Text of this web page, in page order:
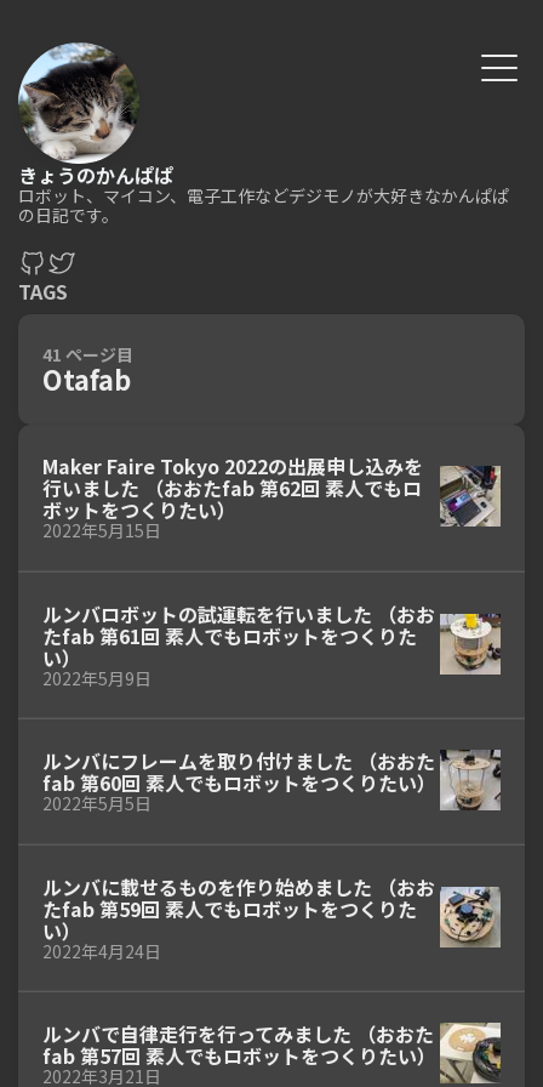
きょうのかんぱぱ
ロボット、マイコン、電子工作などデジモノが大好きなかんぱぱ
の日記です。
TAGS
41 ページ目
Otafab
Maker Faire Tokyo 2022の出展申し込みを
行いました （おおたfab 第62回 素人でもロ
ボットをつくりたい）
2022年5月15日
ルンバロボットの試運転を行いました （おお
たfab 第61回 素人でもロボットをつくりた
い）
2022年5月9日
ルンバにフレームを取り付けました （おおた
fab 第60回 素人でもロボットをつくりたい）
2022年5月5日
ルンバに載せるものを作り始めました （おお
たfab 第59回 素人でもロボットをつくりた
い）
2022年4月24日
ルンバで自律走行を行ってみました （おおた
fab 第57回 素人でもロボットをつくりたい）
2022年3月21日